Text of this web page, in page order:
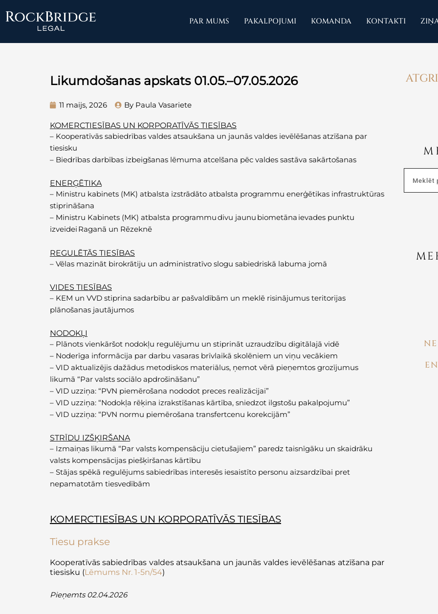
PAR MUMS PAKALPOJUMI KOMANDA KONTAKTI
Likumdošanas apskats 01.05.–07.05.2026
11 maijs, 2026 By Paula Vasariete
KOMERCTIESĪBAS UN KORPORATĪVĀS TIESĪBAS
– Kooperatīvās sabiedrības valdes atsaukšana un jaunās valdes ievēlēšanas atzīšana par
tiesisku
– Biedrības darbības izbeigšanas lēmuma atcelšana pēc valdes sastāva sakārtošanas
ENERĢĒTIKA
– Ministru kabinets (MK) atbalsta izstrādāto atbalsta programmu enerģētikas infrastruktūras
stiprināšana
– Ministru Kabinets (MK) atbalsta programmu divu jaunu biometāna ievades punktu
izveidei Raganā un Rēzeknē
REGULĒTĀS TIESĪBAS
– Vēlas mazināt birokrātiju un administratīvo slogu sabiedriskā labuma jomā
VIDES TIESĪBAS
– KEM un VVD stiprina sadarbību ar pašvaldībām un meklē risinājumus teritorijas
plānošanas jautājumos
NODOKĻI
– Plānots vienkāršot nodokļu regulējumu un stiprināt uzraudzību digitālajā vidē
– Noderīga informācija par darbu vasaras brīvlaikā skolēniem un viņu vecākiem
– VID aktualizējis dažādus metodiskos materiālus, ņemot vērā pieņemtos grozījumus
likumā “Par valsts sociālo apdrošināšanu”
– VID uzziņa: “PVN piemērošana nododot preces realizācijai”
– VID uzziņa: “Nodokļa rēķina izrakstīšanas kārtība, sniedzot ilgstošu pakalpojumu”
– VID uzziņa: “PVN normu piemērošana transfertcenu korekcijām”
STRĪDU IZŠĶIRŠANA
– Izmaiņas likumā “Par valsts kompensāciju cietušajiem” paredz taisnīgāku un skaidrāku
valsts kompensācijas piešķiršanas kārtību
– Stājas spēkā regulējums sabiedrības interesēs iesaistīto personu aizsardzībai pret
nepamatotām tiesvedībām
KOMERCTIESĪBAS UN KORPORATĪVĀS TIESĪBAS
Tiesu prakse
Kooperatīvās sabiedrības valdes atsaukšana un jaunās valdes ievēlēšanas atzīšana par
tiesisku (Lēmums Nr. 1-5n/54)
Pieņemts 02.04.2026